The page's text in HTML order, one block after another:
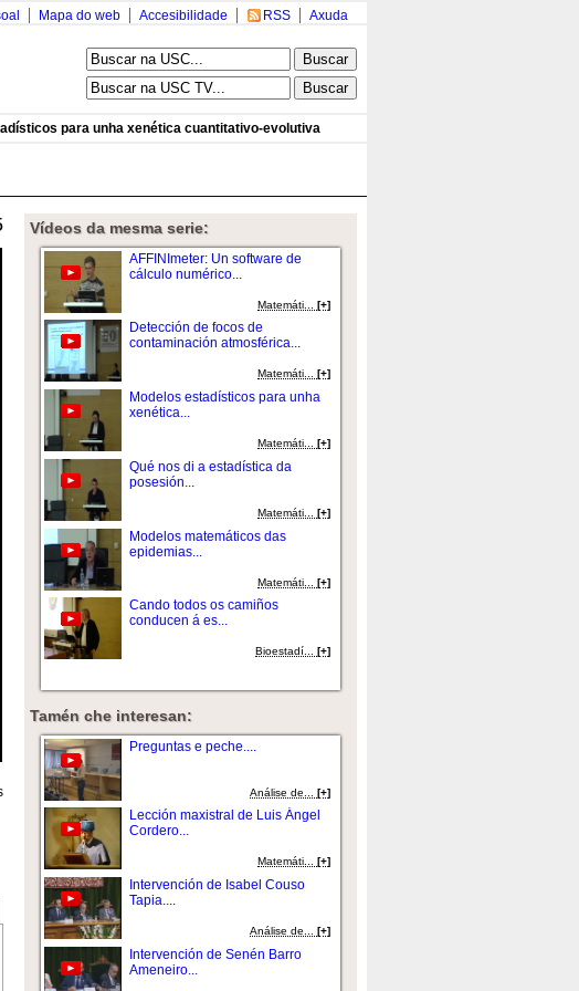
Axuda
RSS
Accesibilidade
Mapa do web
para unha xenética cuantitativo-evolutiva
Vídeos da mesma serie:
AFFINImeter: Un software de
cálculo numérico...
Matemáti...[+]
Detección de focos de
contaminación atmosférica...
Matemáti... [+]
Modelos estadísticos para unha
xenética...
Matemáti...[+]
Qué nos di a estadística da
posesión...
Matemáti...[+]
Modelos matemáticos das
epidemias...
Matemáti...[+]
Cando todos os camiños
conducen á es...
Bioestadí...[+]
Tamén che interesan:
Preguntas e peche....
Análise de...[+]
Lección maxistral de Luis Ángel
Cordero...
Matemáti... [+]
Intervención de Isabel Couso
Tapia....
Análise de...[+]
Intervención de Senén Barro
Ameneiro...